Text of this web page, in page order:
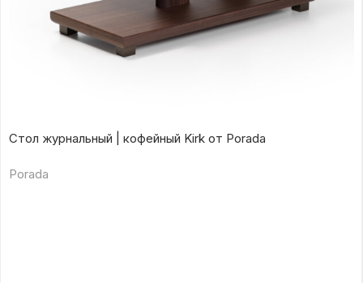
Стол журнальный | кофейный Kirk от Porada
Porada